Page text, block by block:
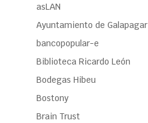
asLAN
Ayuntamiento de Galapagar
bancopopular-e
Biblioteca Ricardo León
Bodegas Hibeu
Bostony
Brain Trust